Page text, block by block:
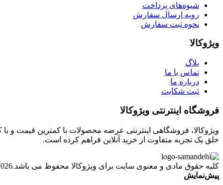
شیوه‌های پرداخت
رویه ارسال سفارش
نحوه ثبت سفارش
ویژوکالا
بلاگ
تماس با ما
درباره ما
ثبت شکایت
فروشگاه اینترنتی ویژوکالا
ویژوکالا، فروشگاهی اینترنتی عرضه محصولات با کمترین قیمت و
خلق یک تجربه متفاوت از خرید آنلاین فراهم کرده است.
کلیه حقوق مادی و معنوی سایت برای ویژوکالا محفوظ می باشد.2026
پیش‌نمایش